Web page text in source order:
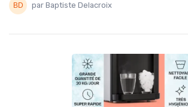
par Baptiste Delacroix